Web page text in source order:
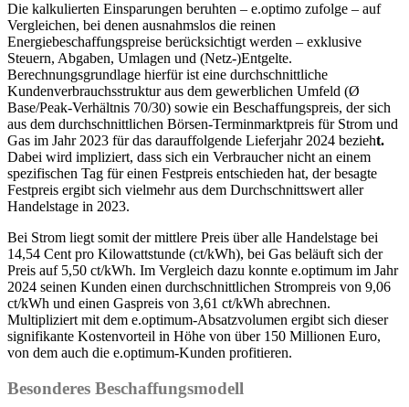
Die kalkulierten Einsparungen beruhten – e.optimo zufolge – auf
Vergleichen, bei denen ausnahmslos die reinen
Energiebeschaffungspreise berücksichtigt werden – exklusive
Steuern, Abgaben, Umlagen und (Netz-)Entgelte.
Berechnungsgrundlage hierfür ist eine durchschnittliche
Kundenverbrauchsstruktur aus dem gewerblichen Umfeld (Ø
Base/Peak-Verhältnis 70/30) sowie ein Beschaffungspreis, der sich
aus dem durchschnittlichen Börsen-Terminmarktpreis für Strom und
Gas im Jahr 2023 für das darauffolgende Lieferjahr 2024 bezieht.
Dabei wird impliziert, dass sich ein Verbraucher nicht an einem
spezifischen Tag für einen Festpreis entschieden hat, der besagte
Festpreis ergibt sich vielmehr aus dem Durchschnittswert aller
Handelstage in 2023.
Bei Strom liegt somit der mittlere Preis über alle Handelstage bei
14,54 Cent pro Kilowattstunde (ct/kWh), bei Gas beläuft sich der
Preis auf 5,50 ct/kWh. Im Vergleich dazu konnte e.optimum im Jahr
2024 seinen Kunden einen durchschnittlichen Strompreis von 9,06
ct/kWh und einen Gaspreis von 3,61 ct/kWh abrechnen.
Multipliziert mit dem e.optimum-Absatzvolumen ergibt sich dieser
signifikante Kostenvorteil in Höhe von über 150 Millionen Euro,
von dem auch die e.optimum-Kunden profitieren.
Besonderes Beschaffungsmodell